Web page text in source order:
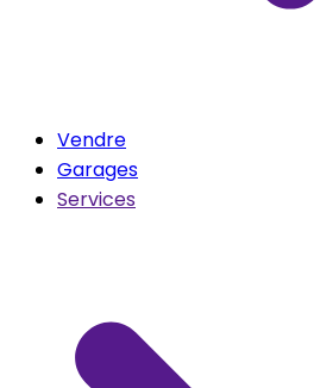
Vendre
Garages
Services